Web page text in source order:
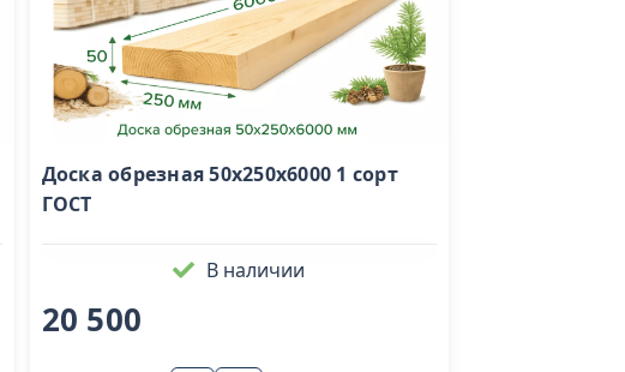
Доска обрезная 50х250х6000 1 сорт
ГОСТ
В наличии
20 500